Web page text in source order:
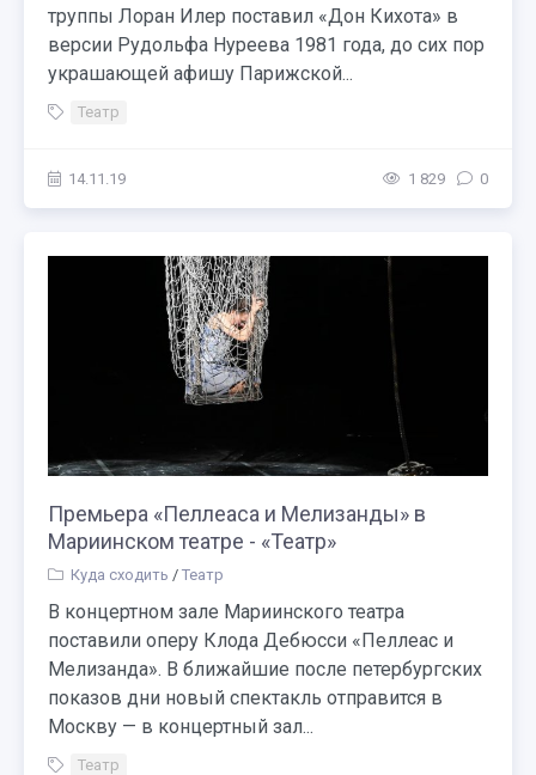
труппы Лоран Илер поставил «Дон Кихота» в
версии Рудольфа Нуреева 1981 года, до сих пор
украшающей афишу Парижской...
Театр
14.11.19 1 829 0
Премьера «Пеллеаса и Мелизанды» в
Мариинском театре - «Театр»
Куда сходить / Театр
В концертном зале Мариинского театра
поставили оперу Клода Дебюсси «Пеллеас и
Мелизанда». В ближайшие после петербургских
показов дни новый спектакль отправится в
Москву — в концертный зал...
Театр